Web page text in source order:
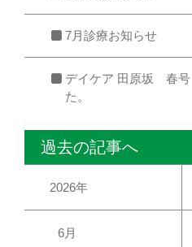
7月診療お知らせ
デイケア 田原坂 春
た。
過去の記事へ
2026年
6月